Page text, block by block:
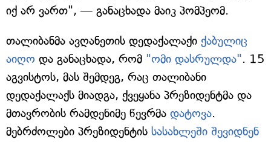
იქ არ ვართ", — განაცხადა მაიკ პომპეომ.
თალიბანმა ავღანეთის დედაქალაქი ქაბულიც
აიღო და განაცხადა, რომ "ომი დასრულდა". 15
აგვისტოს, მას შემდეგ, რაც თალიბანი
დედაქალაქს მიადგა, ქვეყანა პრეზიდენტმა და
მთავრობის რამდენიმე წევრმა დატოვა.
მებრძოლები პრეზიდენტის სასახლეში შევიდნენ